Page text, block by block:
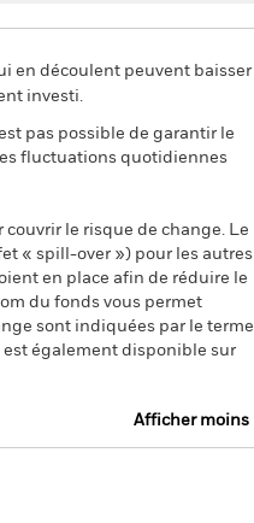
en découlent peuvent baisser
investi.
pas possible de garantir le
fluctuations quotidiennes
couvrir le risque de change. Le
« spill-over ») pour les autres
en place afin de réduire le
du fonds vous permet
sont indiquées par le terme
est également disponible sur
Afficher moins